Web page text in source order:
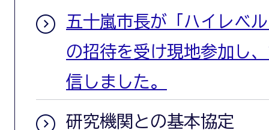
五十嵐市長が「ハイレベ
の招待を受け現地参加し
信しました。
研究機関との基本協定